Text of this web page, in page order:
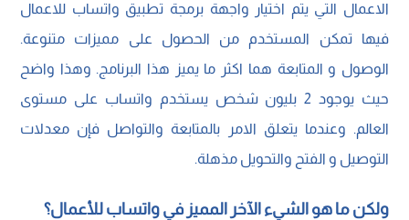
الاعمال التي يتم اختيار واجهة برمجة تطبيق واتساب للاعمال
فيها تمكن المستخدم من الحصول على مميزات متنوعة.
الوصول و المتابعة هما اكثر ما يميز هذا البرنامج. وهذا واضح
حيث يوجود 2 بليون شخص يستخدم واتساب على مستوى
العالم. وعندما يتعلق الامر بالمتابعة والتواصل فإن معدلات
التوصيل و الفتح والتحويل مذهلة.
ولكن ما هو الشيء الآخر المميز في واتساب للأعمال؟